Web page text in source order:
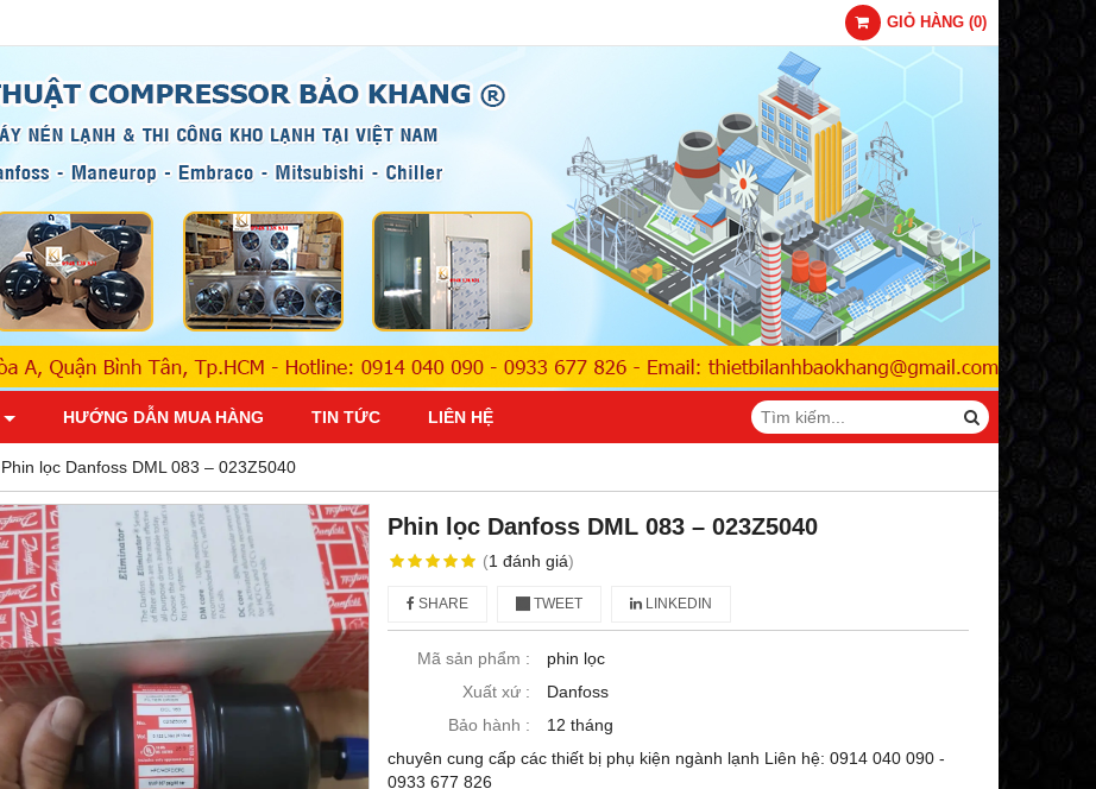
GIỎ HÀNG (0)
HƯỚNG DẪN MUA HÀNG TIN TỨC LIÊN HỆ
Phin lọc Danfoss DML 083 – 023Z5040
Phin lọc Danfoss DML 083 – 023Z5040
(1 đánh giá)
SHARE TWEET LINKEDIN
Mã sản phẩm :
phin lọc
Xuất xứ :
Danfoss
Bảo hành :
12 tháng
chuyên cung cấp các thiết bị phụ kiện ngành lạnh Liên hệ: 0914 040 090 -
0933 677 826